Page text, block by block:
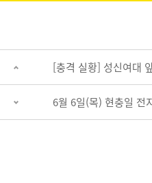
[충격 실황] 성신여대
6월 6일(목) 현충일 전